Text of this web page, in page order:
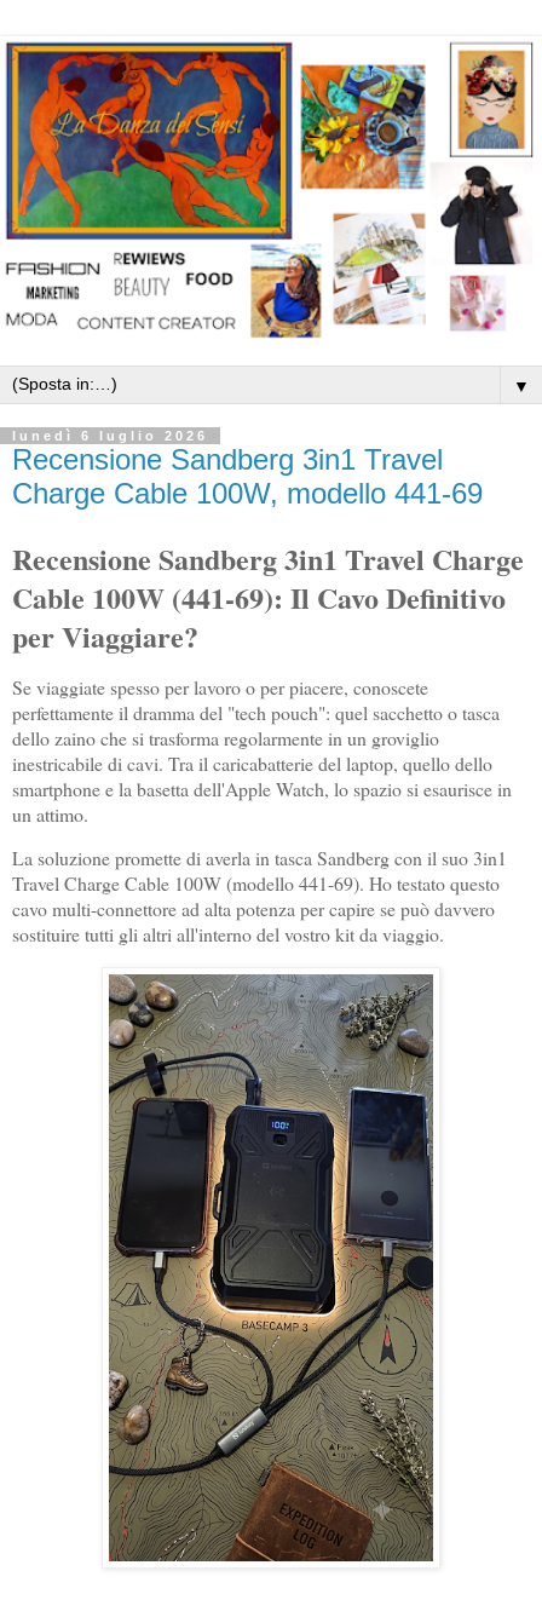
▼
lunedì 6 luglio 2026
Recensione Sandberg 3in1 Travel
Charge Cable 100W, modello 441-69
Recensione Sandberg 3in1 Travel Charge
Cable 100W (441-69): Il Cavo Definitivo
per Viaggiare?
Se viaggiate spesso per lavoro o per piacere, conoscete
perfettamente il dramma del "tech pouch": quel sacchetto o tasca
dello zaino che si trasforma regolarmente in un groviglio
inestricabile di cavi. Tra il caricabatterie del laptop, quello dello
smartphone e la basetta dell'Apple Watch, lo spazio si esaurisce in
un attimo.
La soluzione promette di averla in tasca Sandberg con il suo 3in1
Travel Charge Cable 100W (modello 441-69). Ho testato questo
cavo multi-connettore ad alta potenza per capire se può davvero
sostituire tutti gli altri all'interno del vostro kit da viaggio.